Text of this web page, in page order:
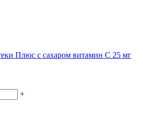
Плюс с сахаром витамин С 25 мг
+